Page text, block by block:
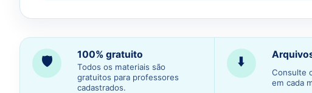
🛡️ 100% gratuito
Todos os materiais são
gratuitos para professores
cadastrados.
⬇️
Consulte
em cada